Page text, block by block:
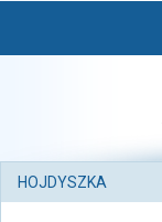
HOJDYSZKA